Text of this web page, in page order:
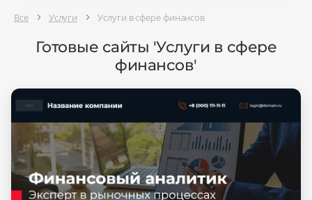
Все Услуги Услуги в сфере финансов
Готовые сайты 'Услуги в сфере
финансов'